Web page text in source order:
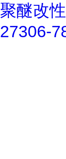
聚醚改
27306-